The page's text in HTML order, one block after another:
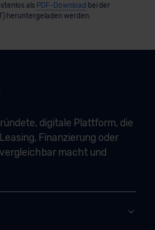
als PDF-Download bei der
heruntergeladen werden.
digitale Plattform, die
Finanzierung oder
macht und